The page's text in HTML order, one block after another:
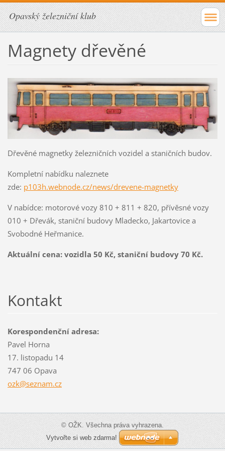
Opavský železniční klub
Magnety dřevěné
Dřevěné magnetky železničních vozidel a staničních budov.
Kompletní nabídku naleznete
zde: p103h.webnode.cz/news/drevene-magnetky
V nabídce: motorové vozy 810 + 811 + 820, přívěsné vozy
010 + Dřevák, staniční budovy Mladecko, Jakartovice a
Svobodné Heřmanice.
Aktuální cena: vozidla 50 Kč, staniční budovy 70 Kč.
Kontakt
Korespondenční adresa:
Pavel Horna
17. listopadu 14
747 06 Opava
ozk@seznam.cz
© OŽK. Všechna práva vyhrazena.
Vytvořte si web zdarma!